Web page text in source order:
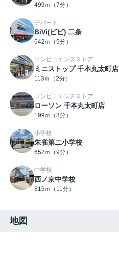
499ｍ（7分）
デパート
BiVi(ビビ) 二条
642ｍ（9分）
コンビニエンスストア
ミニストップ 千本丸太町店
113ｍ（2分）
コンビニエンスストア
ローソン 千本丸太町店
199ｍ（3分）
小学校
朱雀第二小学校
652ｍ（9分）
中学校
西ノ京中学校
815ｍ（11分）
地図